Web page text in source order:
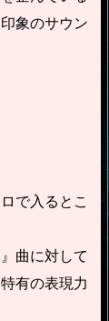
象のサウン
で入るとこ
曲に対して
有の表現力